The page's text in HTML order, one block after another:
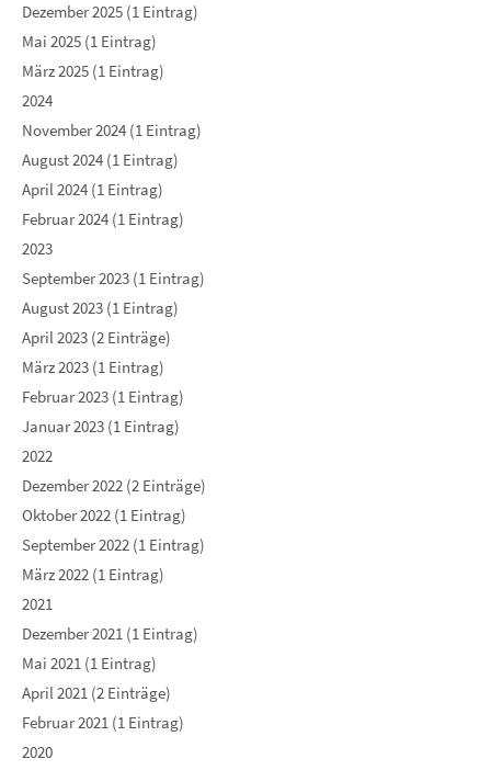
Dezember 2025 (1 Eintrag)
Mai 2025 (1 Eintrag)
März 2025 (1 Eintrag)
2024
November 2024 (1 Eintrag)
August 2024 (1 Eintrag)
April 2024 (1 Eintrag)
Februar 2024 (1 Eintrag)
2023
September 2023 (1 Eintrag)
August 2023 (1 Eintrag)
April 2023 (2 Einträge)
März 2023 (1 Eintrag)
Februar 2023 (1 Eintrag)
Januar 2023 (1 Eintrag)
2022
Dezember 2022 (2 Einträge)
Oktober 2022 (1 Eintrag)
September 2022 (1 Eintrag)
März 2022 (1 Eintrag)
2021
Dezember 2021 (1 Eintrag)
Mai 2021 (1 Eintrag)
April 2021 (2 Einträge)
Februar 2021 (1 Eintrag)
2020